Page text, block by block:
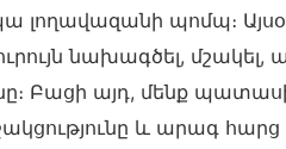
պոմպ։
նախագծել,
Բացի այդ, մենք
և արագ հարց